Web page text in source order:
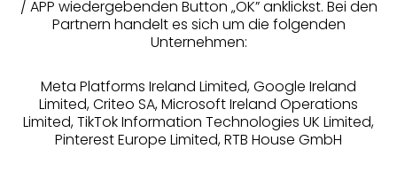
Rechtliches
Alle Preise inkl. MwSt., zzgl.
Versandkosten
/ APP wiedergebenden Button „OK” anklickst. Bei den
Partnern handelt es sich um die folgenden
Unternehmen:
Meta Platforms Ireland Limited, Google Ireland
Limited, Criteo SA, Microsoft Ireland Operations
Limited, TikTok Information Technologies UK Limited,
Pinterest Europe Limited, RTB House GmbH